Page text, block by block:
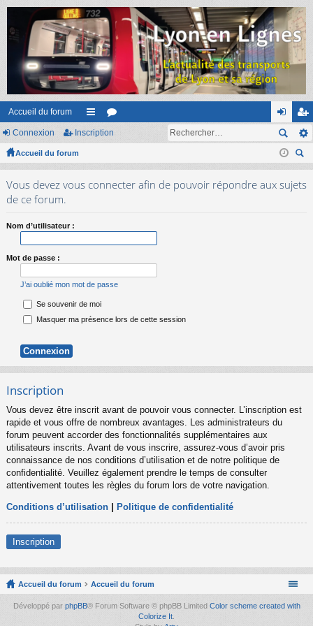
Accueil du forum
ac or on
ne
ns
cri
Connexion Inscription
Accueil du forum
ec
her
Vous devez vous connecter afin de pouvoir répondre aux sujets
de ce forum.
Nom d’utilisateur :
Mot de passe :
J’ai oublié mon mot de passe
Se souvenir de moi
Masquer ma présence lors de cette session
Inscription
Vous devez être inscrit avant de pouvoir vous connecter. L’inscription est
rapide et vous offre de nombreux avantages. Les administrateurs du
forum peuvent accorder des fonctionnalités supplémentaires aux
utilisateurs inscrits. Avant de vous inscrire, assurez-vous d’avoir pris
connaissance de nos conditions d’utilisation et de notre politique de
confidentialité. Veuillez également prendre le temps de consulter
attentivement toutes les règles du forum lors de votre navigation.
Conditions d’utilisation Politique de confidentialité
Inscription
Accueil du forum Accueil du forum
Développé par phpBB® Forum Software © phpBB Limited Color scheme created with
Colorize It.